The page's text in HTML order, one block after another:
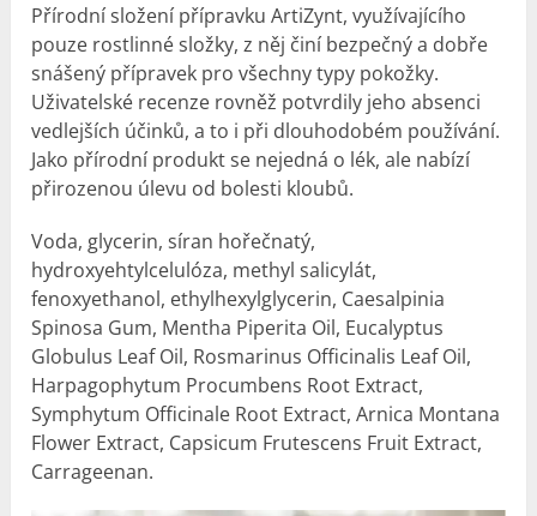
Přírodní složení přípravku ArtiZynt, využívajícího
pouze rostlinné složky, z něj činí bezpečný a dobře
snášený přípravek pro všechny typy pokožky.
Uživatelské recenze rovněž potvrdily jeho absenci
vedlejších účinků, a to i při dlouhodobém používání.
Jako přírodní produkt se nejedná o lék, ale nabízí
přirozenou úlevu od bolesti kloubů.
Voda, glycerin, síran hořečnatý,
hydroxyehtylcelulóza, methyl salicylát,
fenoxyethanol, ethylhexylglycerin, Caesalpinia
Spinosa Gum, Mentha Piperita Oil, Eucalyptus
Globulus Leaf Oil, Rosmarinus Officinalis Leaf Oil,
Harpagophytum Procumbens Root Extract,
Symphytum Officinale Root Extract, Arnica Montana
Flower Extract, Capsicum Frutescens Fruit Extract,
Carrageenan.